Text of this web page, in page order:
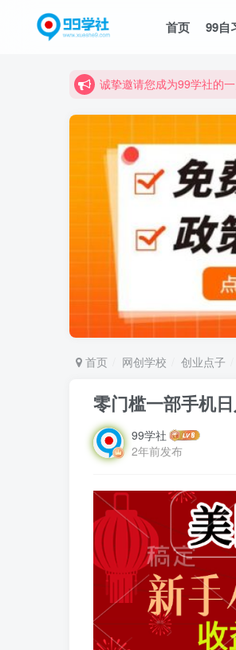
首页 99自
诚挚邀请您成为99学社的
诚挚邀请您成为99学社的
学习路上不孤独，99学社
首页 网创学校 创业点子
零门槛一部手机
99学社
2年前发布